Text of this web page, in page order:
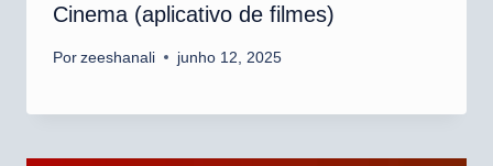
Cinema (aplicativo de filmes)
Por zeeshanali junho 12, 2025